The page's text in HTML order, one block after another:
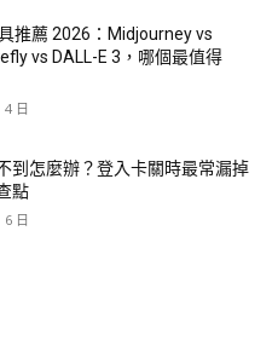
推薦 2026：Midjourney vs
vs DALL-E 3，哪個最值得
4 日
到怎麼辦？登入卡關時最常漏掉
點
6 日